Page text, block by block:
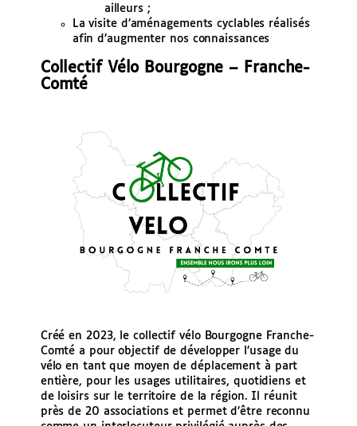
ailleurs ;
La visite d’aménagements cyclables réalisés
afin d’augmenter nos connaissances
Collectif Vélo Bourgogne – Franche-
Comté
Créé en 2023, le collectif vélo Bourgogne Franche-
Comté a pour objectif de développer l’usage du
vélo en tant que moyen de déplacement à part
entière, pour les usages utilitaires, quotidiens et
de loisirs sur le territoire de la région. Il réunit
près de 20 associations et permet d’être reconnu